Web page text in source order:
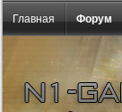
Главная Форум